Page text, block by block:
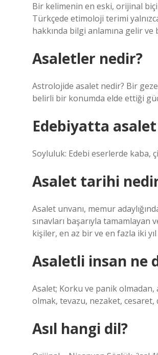
Bir kelimenin en eski, orijinal
Türkçede etimoloji terimi
hakkında bilgi anlamına gelir ve
Asaletler nedir?
Astrolojide asalet nedir? Bir
belirli bir konumda elde ettiği
Edebiyatta
Soyluluk: Edebi eserlerde kaba,
Asalet tarihi
Asalet unvanı, memur
sınavları başarıyla
kişiler, en az bir ve en fazla iki
Asaletli insan ne
Asalet; Korku ve panik olmadan,
olmak, tevazu, nezaket,
Asıl hangi dil?